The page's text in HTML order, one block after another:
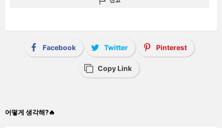
Facebook Twitter Pinterest
Copy Link
어떻게 생각해?🔥